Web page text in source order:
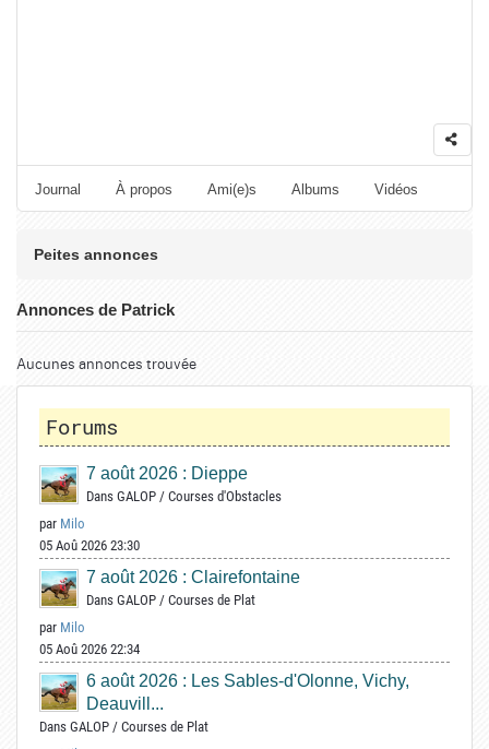
Journal À propos Ami(e)s Albums Vidéos
Peites annonces
Annonces de Patrick
Aucunes annonces trouvée
Forums
7 août 2026 : Dieppe
Dans GALOP / Courses d'Obstacles
par Milo
05 Aoû 2026 23:30
7 août 2026 : Clairefontaine
Dans GALOP / Courses de Plat
par Milo
05 Aoû 2026 22:34
6 août 2026 : Les Sables-d'Olonne, Vichy,
Deauvill...
Dans GALOP / Courses de Plat